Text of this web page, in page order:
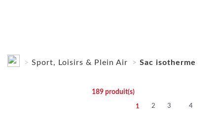
Sport, Loisirs & Plein Air Sac isotherme
189produit(s)
1 2 3 4